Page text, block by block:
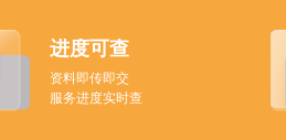
进度可查
资料即传即交
服务进度实时查